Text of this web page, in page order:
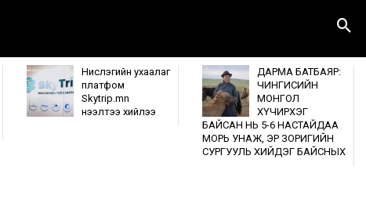
Нислэгийн ухаалаг
платфом
Skytrip.mn
нээлтээ хийлээ
ДАРМА БАТБАЯР:
ЧИНГИСИЙН
МОНГОЛ
ХҮЧИРХЭГ
БАЙСАН НЬ 5-6 НАСТАЙДАА
МОРЬ УНАЖ, ЭР ЗОРИГИЙН
СУРГУУЛЬ ХИЙДЭГ БАЙСНЫХ